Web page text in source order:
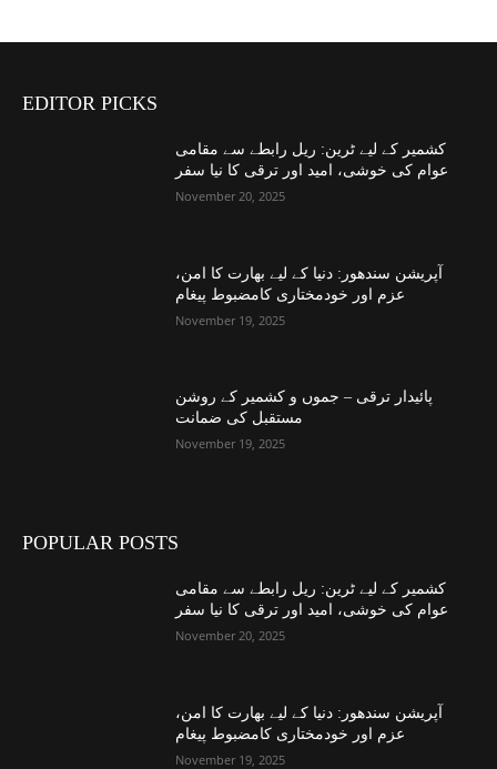
EDITOR PICKS
کشمیر کے لیے ٹرین: ریل رابطے سے مقامی
عوام کی خوشی، امید اور ترقی کا نیا سفر
November 20, 2025
آپریشن سندھور: دنیا کے لیے بھارت کا امن،
عزم اور خودمختاری کامضبوط پیغام
November 19, 2025
پائیدار ترقی – جموں و کشمیر کے روشن
مستقبل کی ضمانت
November 19, 2025
POPULAR POSTS
کشمیر کے لیے ٹرین: ریل رابطے سے مقامی
عوام کی خوشی، امید اور ترقی کا نیا سفر
November 20, 2025
آپریشن سندھور: دنیا کے لیے بھارت کا امن،
عزم اور خودمختاری کامضبوط پیغام
November 19, 2025